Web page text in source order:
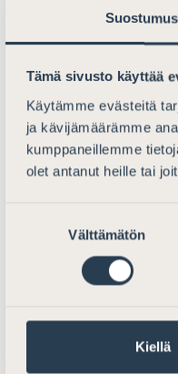
Suostumus
Tämä sivusto käyttää
Käytämme evästeitä
ja kävijämäärämme
kumppaneillemme
olet antanut heille tai
Välttämätön
Kiellä
Kuten
aiheuttaa